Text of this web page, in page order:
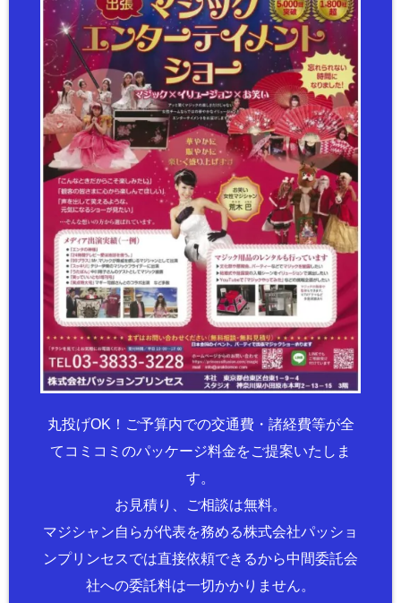
丸投げOK！ご予算内での交通費・諸経費等が全
てコミコミのパッケージ料金をご提案いたしま
す。
お見積り、ご相談は無料。
マジシャン自らが代表を務める株式会社パッショ
ンプリンセスでは直接依頼できるから中間委託会
社への委託料は一切かかりません。